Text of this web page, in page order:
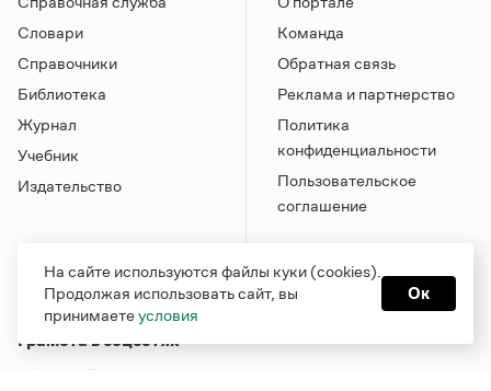
Словари
Справочники
Библиотека
Журнал
Учебник
Издательство
Команда
Обратная связь
Реклама и партнерство
Политика
конфиденциальности
Пользовательское
соглашение
Грамота в соцсетях
На сайте используются файлы куки (cookies).
Продолжая использовать сайт, вы
принимаетеусловия
Ок